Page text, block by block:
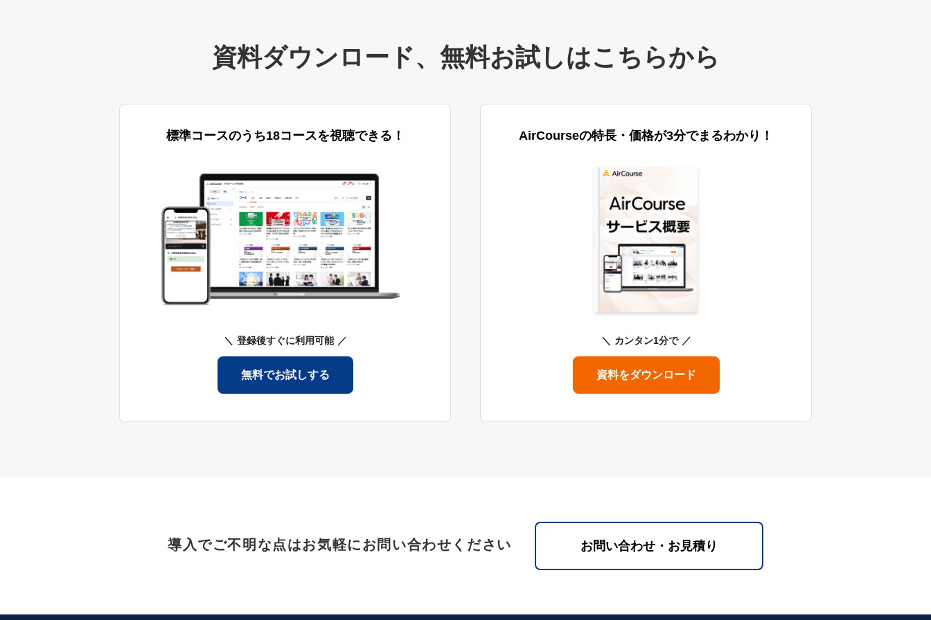
資料ダウンロード、 無料お試しはこちらから
標準コースのうち18コースを視聴できる！
登録後すぐに利用可能
無料でお試しする
AirCourseの特長・価格が3分でまるわかり！
カンタン1分で
資料をダウンロード
導入でご不明な点はお気軽にお問い合わせください お問い合わせ・お見積り